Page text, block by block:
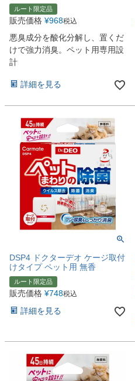
ルート限定品
販売価格 ¥968税込
悪臭成分を酸化分解し、置くだ
けで強力消臭。ペット用専用設
計
詳細を見る
DSP4 ドクターデオ ケージ取付
けタイプ ペット用 無香
ルート限定品
販売価格 ¥748税込
詳細を見る